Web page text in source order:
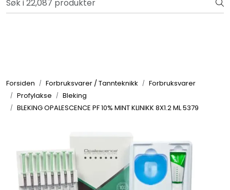
Skip to main content
Bli totalkunde og få en rekke fordeler. Les mer!
Forsiden Forbruksvarer / Tannteknikk
Forbruksvarer
Profylakse
Bleking
BLEKING OPALESCENCE PF 10% MINT KLINIKK 8X1.2 ML 5379
Småutstyr
Klinikkplanlegging / Innredning
Service